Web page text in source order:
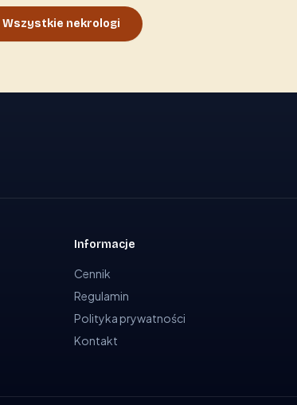
Wszystkie nekrologi
Informacje
Cennik
Regulamin
Polityka prywatności
Kontakt